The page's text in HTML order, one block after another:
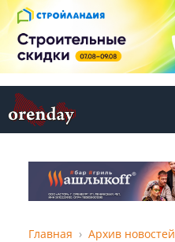
Главная Архив новостей